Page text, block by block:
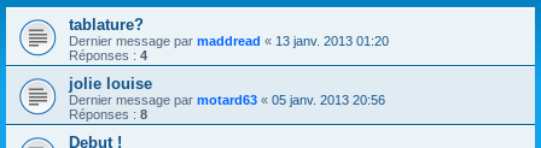
tablature?
Dernier message par maddread « 13 janv. 2013 01:20
Réponses : 4
jolie louise
Dernier message par motard63 « 05 janv. 2013 20:56
Réponses : 8
Debut !